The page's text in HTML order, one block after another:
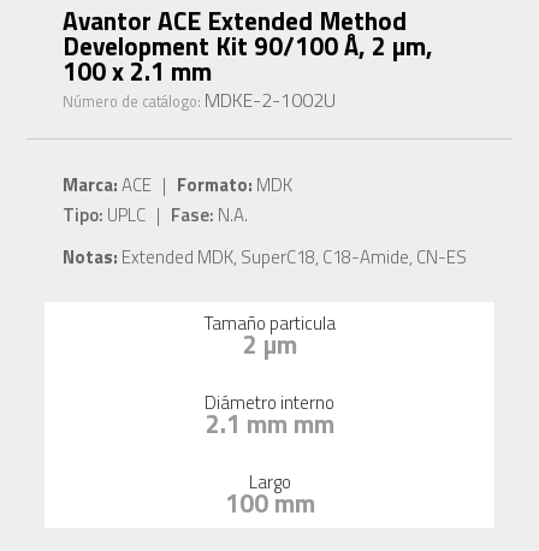
Avantor ACE Extended Method
Development Kit 90/100 Å, 2 µm,
100 x 2.1 mm
Número de catálogo: MDKE-2-1002U
Marca:ACE | Formato: MDK
Tipo: UPLC | Fase: N.A.
Notas: Extended MDK, SuperC18, C18-Amide, CN-ES
Tamaño particula
2 µm
Diámetro interno
2.1 mm mm
Largo
100 mm